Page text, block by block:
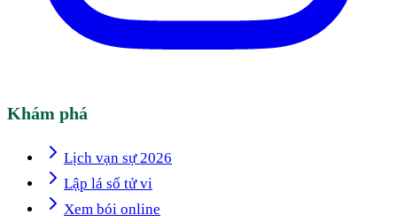
Khám phá
Lịch vạn sự 2026
Lập lá số tử vi
Xem bói online